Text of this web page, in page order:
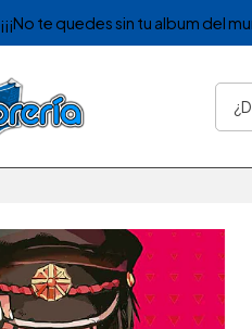
¡¡¡No te quedes sin tu album del